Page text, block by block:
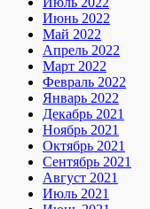
Июнь 2022
Май 2022
Апрель 2022
Март 2022
Февраль 2022
Январь 2022
Декабрь 2021
Ноябрь 2021
Октябрь 2021
Сентябрь 2021
Август 2021
Июль 2021